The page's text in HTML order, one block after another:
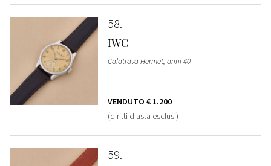
58
IWC
Calatrava Hermet, anni 40
VENDUTO € 1.200
(diritti d'asta esclusi)
59